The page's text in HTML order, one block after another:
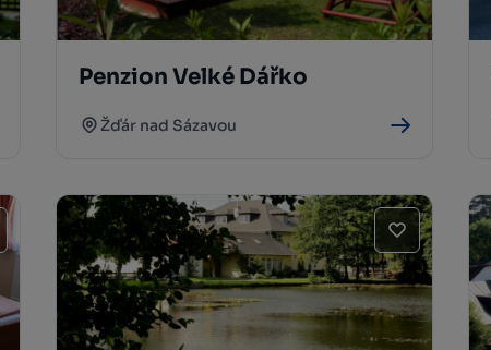
Penzion Velké Dářko
Žďár nad Sázavou